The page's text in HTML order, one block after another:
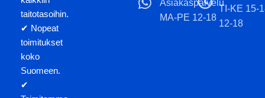
Huomioithan, että kiekon
värisävy ja leiman väri voivat
taitotasoihin.
✔ Nopeat
toimitukset
koko
Suomeen.
✔
Asiakaspalvelu
MA-PE 12-18
TI-KE 15-
12-18